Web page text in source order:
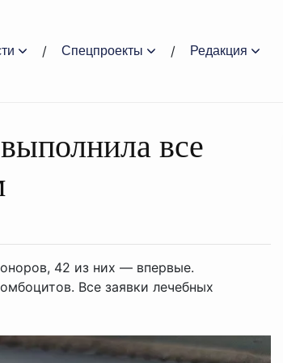
Спецпроекты Редакция
все
42 из них — впервые.
Все заявки лечебных